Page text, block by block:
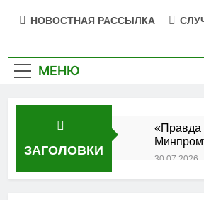
НОВОСТНАЯ РАССЫЛКА
МЕНЮ
ЗАГОЛОВКИ
кластера
30.07.2026